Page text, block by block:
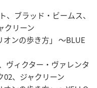
、ブラッド・ビームス、
クリーン
ンの歩き方」 ～BLUE
ヴィクター・ヴァレンタ
02、ジャクリーン